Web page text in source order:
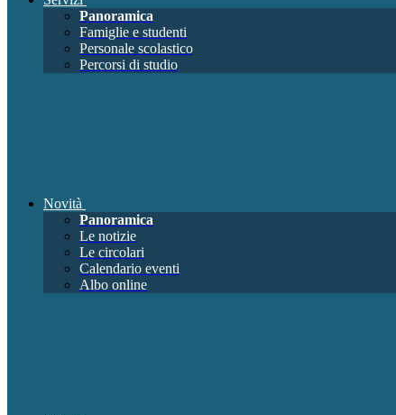
Panoramica
Famiglie e studenti
Personale scolastico
Percorsi di studio
Novità
Panoramica
Le notizie
Le circolari
Calendario eventi
Albo online